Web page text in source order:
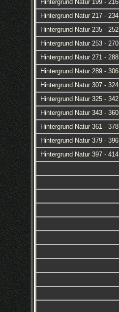
Hintergrund Natur 199 - 216
Hintergrund Natur 217 - 234
Hintergrund Natur 235 - 252
Hintergrund Natur 253 - 270
Hintergrund Natur 271 - 288
Hintergrund Natur 289 - 306
Hintergrund Natur 307 - 324
Hintergrund Natur 325 - 342
Hintergrund Natur 343 - 360
Hintergrund Natur 361 - 378
Hintergrund Natur 379 - 396
Hintergrund Natur 397 - 414